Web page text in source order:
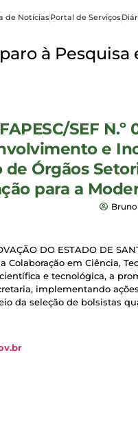
de NotíciasPortal de Serviços
à Pesquisa
SEF
e
Órgãos
para a
Bruno
DO ESTADO DE
Colaboração em Ciência,
e tecnológica, a
implementando
da seleção de bolsistas